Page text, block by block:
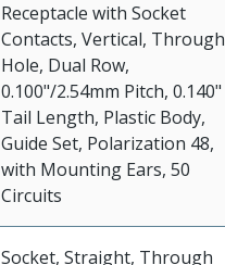
Receptacle with Socket
Contacts, Vertical, Through
Hole, Dual Row,
0.100"/2.54mm Pitch, 0.140"
Tail Length, Plastic Body,
Guide Set, Polarization 48,
with Mounting Ears, 50
Circuits
Socket, Straight, Through